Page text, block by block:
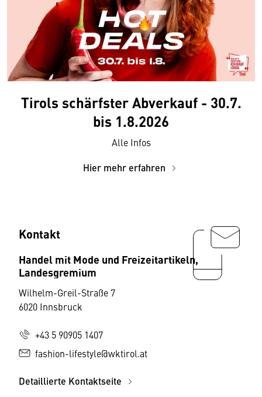
Tirols schärfster Abverkauf - 30.7.
bis 1.8.2026
Alle Infos
Hier mehr erfahren
Kontakt
Handel mit Mode und Freizeitartikeln,
Landesgremium
Wilhelm-Greil-Straße 7
6020 Innsbruck
+43 5 90905 1407
fashion-lifestyle@wktirol.at
Detaillierte Kontaktseite